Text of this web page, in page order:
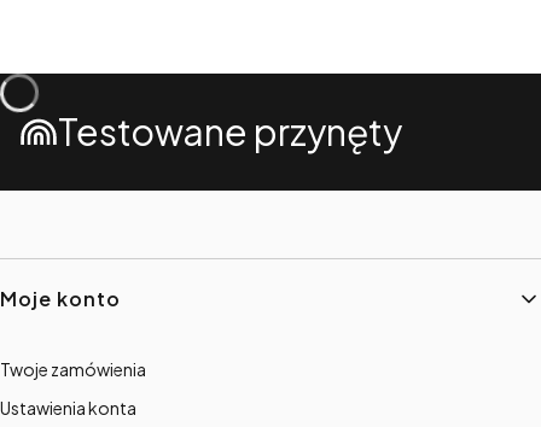
Testowane przynęty
Linki w stopce
Moje konto
Twoje zamówienia
Ustawienia konta